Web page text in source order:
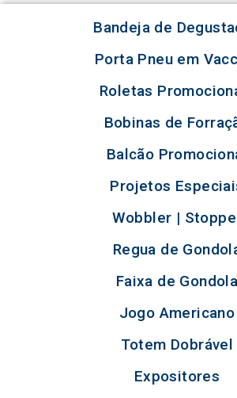
Bandeja de
Porta Pneu em
Roletas
Bobinas de
Balcão
Projetos
Wobbler |
Regua de
Faixa de Gondola
Jogo Americano
Totem Dobrável
Expositores